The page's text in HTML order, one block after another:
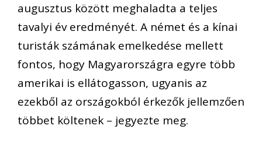
augusztus között meghaladta a teljes
tavalyi év eredményét. A német és a kínai
turisták számának emelkedése mellett
fontos, hogy Magyarországra egyre több
amerikai is ellátogasson, ugyanis az
ezekből az országokból érkezők jellemzően
többet költenek – jegyezte meg.